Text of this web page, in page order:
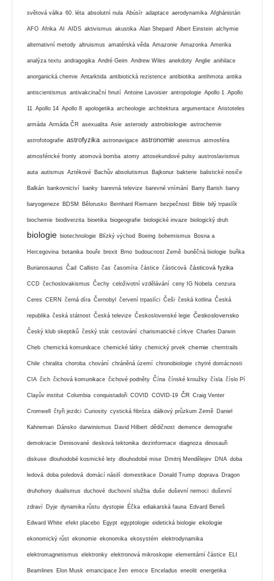
světová válka 60. léta absolutní nula Abúsír adaptace aerodynamika Afghánistán
AFO Afrika AI AIDS aktivismus akustika Alan Shepard Albert Einstein alchymie
alternativní metody altruismus amatérská věda Amazonie Amazonka Amerika
analýza textu andragogika André Geim Andrew Wiles anekdoty Anglie anihilace
anorganická chemie Antarktida antibiotická rezistence antibiotika antihmota antika
antiscientismus antivakcinační hnutí Antoine Lavoisier antropologie Apollo 1 Apollo
11 Apollo 14 Apollo 8 apologetika archeologie architektura argumentace Aristoteles
armáda Armáda ČR asexualita Asie asteroidy astrobiologie astrochemie
astrofotografie astrofyzika astronavigace astronomie ateismus atmosféra
atmosférické fronty atomová bomba atomy attosekundové pulsy austroslavismus
auta autismus Aztékové Bachův absolutismus Bajkonur bakterie balistické nosiče
Balkán bankovnictví banky barevná televize barevné vnímání Barry Barish barvy
baryogeneze BDSM Bělorusko Bernhard Riemann bezpečnost Bible bilý trpaslík
biochemie biodiverzita bioetika biogeografie biologické invaze biologický druh
biologie biotechnologie Blízký východ Boeing bohemismus Bosna a
Hercegovina botanika bouře brexit Brno budoucnost Země buněčná biologie buňka
Burianosaurus Čad Callisto čas časomíra částice částicová částicová fyzika
CCD čechoslovakismus Čechy celoživotní vzdělávání ceny IG Nobela cenzura
Ceres CERN černá díra Černobyl červení trpaslíci Češi česká kotlina Česká
republika česká státnost Česká televize Československé legie Československo
Český klub skeptiků český stát cestování charismatické církve Charles Darwin
Cheb chemická komunikace chemické látky chemický prvek chemie chemtrails
Chile chiralita choroba chování chráněná území chronobiologie chytré domácnosti
CIA čich čichová komunikace čichové podněty Čína čínské kroužky čísla číslo Pí
Clayův institut Columbia conquistadoři COVID COVID-19 ČR Craig Venter
Cromwell čtyři jezdci Curiosity cystická fibróza dálkový průzkum Země Daniel
Kahneman Dánsko darwinismus David Hilbert dědičnost demence demografie
demokracie Denisované desková tektonika dezinformace diagnoza dinosauři
diskuse dlouhodobé kosmické lety dlouhodobé mise Dmitrij Mendělejev DNA doba
ledová doba poledová domácí násilí domestikace Donald Trump doprava Dragon
druhohory dualismus duchové duchovní služba duše duševní nemoci duševní
zdraví Dyje dynamika růstu dystopie Éčka ediakarská fauna Edvard Beneš
Edward White efekt placebo Egypt egyptologie eidetická biologie ekologie
ekonomický růst ekonomie ekonomika ekosystém elektrodynamika
elektromagnetismus elektronky elektronová mikroskopie elementární částice ELI
Beamlines Elon Musk emancipace žen emoce Enceladus eneolit energetika